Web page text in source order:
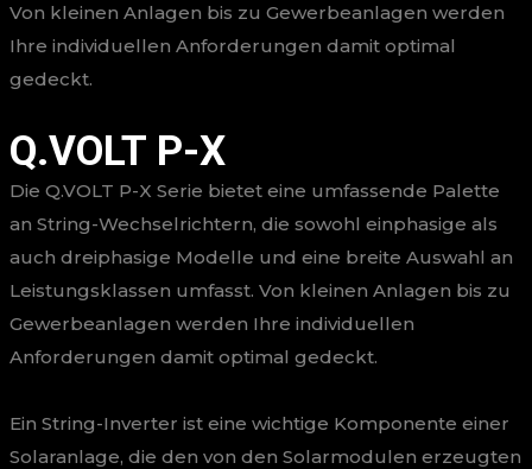
Von kleinen Anlagen bis zu Gewerbeanlagen werden
Ihre individuellen Anforderungen damit optimal
gedeckt.
Q.VOLT P-X
Die Q.VOLT P-X Serie bietet eine umfassende Palette
an String-Wechselrichtern, die sowohl einphasige als
auch dreiphasige Modelle und eine breite Auswahl an
Leistungsklassen umfasst. Von kleinen Anlagen bis zu
Gewerbeanlagen werden Ihre individuellen
Anforderungen damit optimal gedeckt.
Ein String-Inverter ist eine wichtige Komponente einer
Solaranlage, die den von den Solarmodulen erzeugten